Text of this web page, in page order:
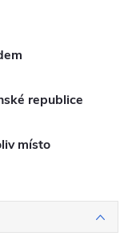
republice
místo